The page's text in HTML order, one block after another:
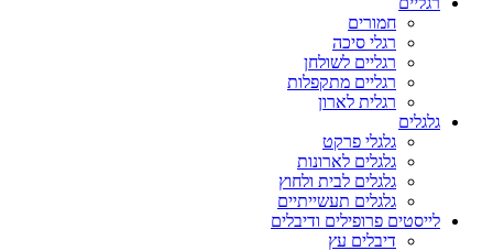
חמורים
רגלי סיכה
רגליים לשולחן
רגליים מתקפלות
רגלית לארון
גלגלים
גלגלי פרקט
גלגלים לארונות
גלגלים לבית ולחוץ
גלגלים תעשייתיים
לייסטים פרופילים ודיבלים
דיבלים עץ